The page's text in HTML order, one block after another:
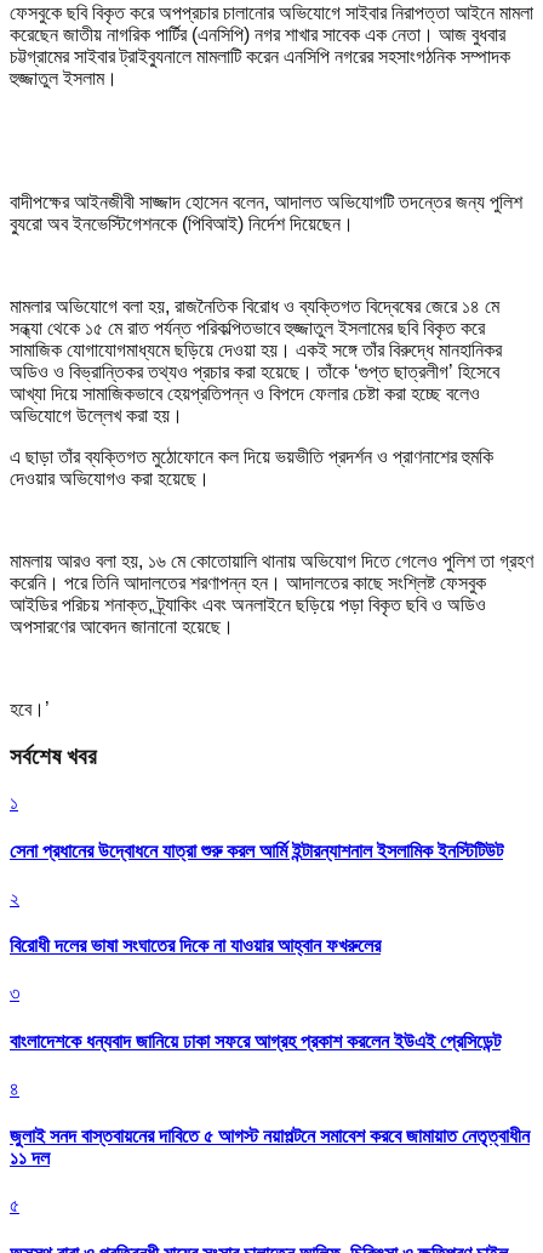
ফেসবুকে ছবি বিকৃত করে অপপ্রচার চালানোর অভিযোগে সাইবার নিরাপত্তা আইনে মামলা
করেছেন জাতীয় নাগরিক পার্টির (এনসিপি) নগর শাখার সাবেক এক নেতা। আজ বুধবার
চট্টগ্রামের সাইবার ট্রাইব্যুনালে মামলাটি করেন এনসিপি নগরের সহসাংগঠনিক সম্পাদক
হুজ্জাতুল ইসলাম।
বাদীপক্ষের আইনজীবী সাজ্জাদ হোসেন বলেন, আদালত অভিযোগটি তদন্তের জন্য পুলিশ
ব্যুরো অব ইনভেস্টিগেশনকে (পিবিআই) নির্দেশ দিয়েছেন।
মামলার অভিযোগে বলা হয়, রাজনৈতিক বিরোধ ও ব্যক্তিগত বিদ্বেষের জেরে ১৪ মে
সন্ধ্যা থেকে ১৫ মে রাত পর্যন্ত পরিকল্পিতভাবে হুজ্জাতুল ইসলামের ছবি বিকৃত করে
সামাজিক যোগাযোগমাধ্যমে ছড়িয়ে দেওয়া হয়। একই সঙ্গে তাঁর বিরুদ্ধে মানহানিকর
অডিও ও বিভ্রান্তিকর তথ্যও প্রচার করা হয়েছে। তাঁকে ‘গুপ্ত ছাত্রলীগ’ হিসেবে
আখ্যা দিয়ে সামাজিকভাবে হেয়প্রতিপন্ন ও বিপদে ফেলার চেষ্টা করা হচ্ছে বলেও
অভিযোগে উল্লেখ করা হয়।
এ ছাড়া তাঁর ব্যক্তিগত মুঠোফোনে কল দিয়ে ভয়ভীতি প্রদর্শন ও প্রাণনাশের হুমকি
দেওয়ার অভিযোগও করা হয়েছে।
মামলায় আরও বলা হয়, ১৬ মে কোতোয়ালি থানায় অভিযোগ দিতে গেলেও পুলিশ তা গ্রহণ
করেনি। পরে তিনি আদালতের শরণাপন্ন হন। আদালতের কাছে সংশ্লিষ্ট ফেসবুক
আইডির পরিচয় শনাক্ত, ট্র্যাকিং এবং অনলাইনে ছড়িয়ে পড়া বিকৃত ছবি ও অডিও
অপসারণের আবেদন জানানো হয়েছে।
হবে।’
সর্বশেষ খবর
১
সেনা প্রধানের উদ্বোধনে যাত্রা শুরু করল আর্মি ইন্টারন্যাশনাল ইসলামিক ইনস্টিটিউট
২
বিরোধী দলের ভাষা সংঘাতের দিকে না যাওয়ার আহ্বান ফখরুলের
৩
বাংলাদেশকে ধন্যবাদ জানিয়ে ঢাকা সফরে আগ্রহ প্রকাশ করলেন ইউএই প্রেসিডেন্ট
৪
জুলাই সনদ বাস্তবায়নের দাবিতে ৫ আগস্ট নয়াপল্টনে সমাবেশ করবে জামায়াত নেতৃত্বাধীন
১১ দল
৫